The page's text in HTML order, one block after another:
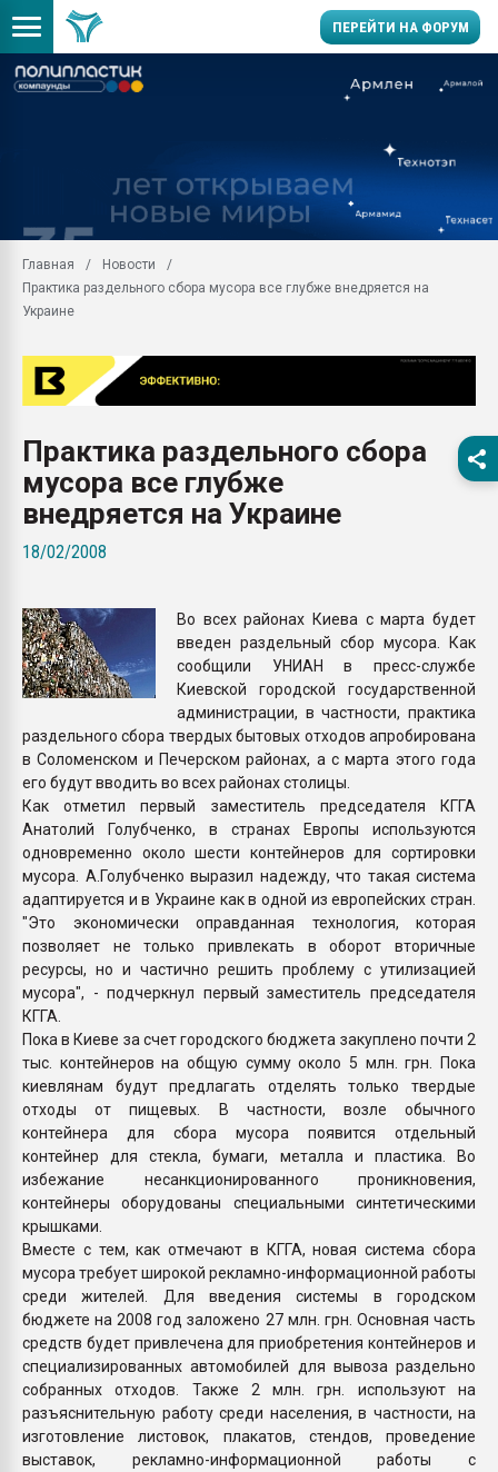
ПЕРЕЙТИ НА ФОРУМ
29.07.2026 ФРП помог
заводу пластмасс"
первый план в
28.07.2026
ситуацией на
Всё, что касается
Главная
Новости
Практика раздельного сбора мусора все глубже внедряется на
Украине
Практика раздельного сбора
мусора все глубже
внедряется на Украине
18/02/2008
Во всех районах Киева с марта будет
введен раздельный сбор мусора. Как
сообщили УНИАН в пресс-службе
Киевской городской государственной
администрации, в частности, практика
раздельного сбора твердых бытовых отходов апробирована
в Соломенском и Печерском районах, а с марта этого года
его будут вводить во всех районах столицы.
Как отметил первый заместитель председателя КГГА
Анатолий Голубченко, в странах Европы используются
одновременно около шести контейнеров для сортировки
мусора. А.Голубченко выразил надежду, что такая система
адаптируется и в Украине как в одной из европейских стран.
"Это экономически оправданная технология, которая
позволяет не только привлекать в оборот вторичные
ресурсы, но и частично решить проблему с утилизацией
мусора", - подчеркнул первый заместитель председателя
КГГА.
Пока в Киеве за счет городского бюджета закуплено почти 2
тыс. контейнеров на общую сумму около 5 млн. грн. Пока
киевлянам будут предлагать отделять только твердые
отходы от пищевых. В частности, возле обычного
контейнера для сбора мусора появится отдельный
контейнер для стекла, бумаги, металла и пластика. Во
избежание несанкционированного проникновения,
контейнеры оборудованы специальными синтетическими
крышками.
Вместе с тем, как отмечают в КГГА, новая система сбора
мусора требует широкой рекламно-информационной работы
среди жителей. Для введения системы в городском
бюджете на 2008 год заложено 27 млн. грн. Основная часть
средств будет привлечена для приобретения контейнеров и
специализированных автомобилей для вывоза раздельно
собранных отходов. Также 2 млн. грн. используют на
разъяснительную работу среди населения, в частности, на
изготовление листовок, плакатов, стендов, проведение
выставок, рекламно-информационной работы с